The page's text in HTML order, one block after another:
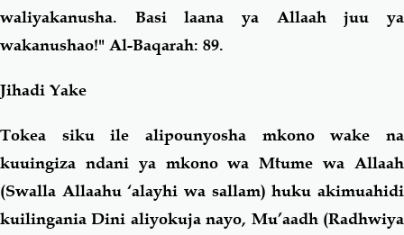
waliyakanusha. Basi laana ya Allaah juu ya
wakanushao!" Al-Baqarah: 89.
Jihadi Yake
Tokea siku ile alipounyosha mkono wake na
kuuingiza ndani ya mkono wa Mtume wa Allaah
(Swalla Allaahu ‘alayhi wa sallam) huku akimuahidi
kuilingania Dini aliyokuja nayo, Mu’aadh (Radhwiya